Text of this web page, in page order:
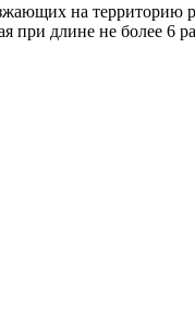
на
при длине не более